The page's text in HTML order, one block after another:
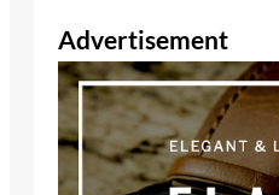
Advertisement